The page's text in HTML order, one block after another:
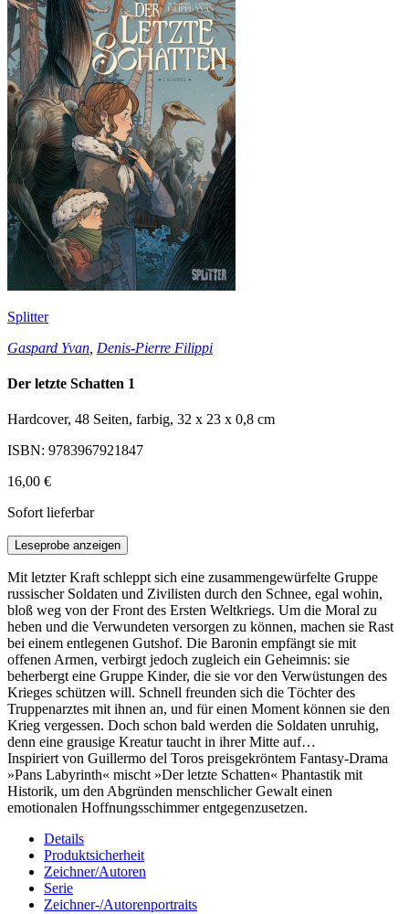
Splitter
Gaspard Yvan Denis-Pierre Filippi
Der letzte Schatten 1
Hardcover, 48 Seiten, farbig, 32 x 23 x 0,8 cm
ISBN: 9783967921847
16,00 €
Sofort lieferbar
Leseprobe anzeigen
Mit letzter Kraft schleppt sich eine zusammengewürfelte Gruppe
russischer Soldaten und Zivilisten durch den Schnee, egal wohin,
bloß weg von der Front des Ersten Weltkriegs. Um die Moral zu
heben und die Verwundeten versorgen zu können, machen sie Rast
bei einem entlegenen Gutshof. Die Baronin empfängt sie mit
offenen Armen, verbirgt jedoch zugleich ein Geheimnis: sie
beherbergt eine Gruppe Kinder, die sie vor den Verwüstungen des
Krieges schützen will. Schnell freunden sich die Töchter des
Truppenarztes mit ihnen an, und für einen Moment können sie den
Krieg vergessen. Doch schon bald werden die Soldaten unruhig,
denn eine grausige Kreatur taucht in ihrer Mitte auf…
Inspiriert von Guillermo del Toros preisgekröntem Fantasy-Drama
»Pans Labyrinth« mischt »Der letzte Schatten« Phantastik mit
Historik, um den Abgründen menschlicher Gewalt einen
emotionalen Hoffnungsschimmer entgegenzusetzen.
Details
Produktsicherheit
Zeichner/Autoren
Serie
Zeichner-/Autorenportraits